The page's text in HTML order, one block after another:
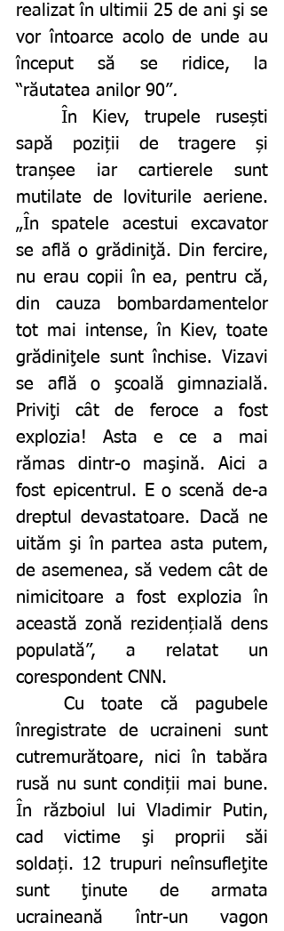
realizat în ultimii 25 de ani şi se
vor întoarce acolo de unde au
început să se ridice, la
“răutatea anilor 90”.
sapă poziții de tragere și
tranșee iar cartierele sunt
mutilate de loviturile aeriene.
„În spatele acestui excavator
se află o grădiniţă. Din fercire,
nu erau copii în ea, pentru că,
din cauza bombardamentelor
tot mai intense, în Kiev, toate
grădiniţele sunt închise. Vizavi
se află o şcoală gimnazială.
Priviţi cât de feroce a fost
explozia! Asta e ce a mai
rămas dintr-o maşină. Aici a
fost epicentrul. E o scenă de-a
dreptul devastatoare. Dacă ne
uităm şi în partea asta putem,
de asemenea, să vedem cât de
nimicitoare a fost explozia în
această zonă rezidențială dens
populată”, a relatat un
corespondent CNN.
înregistrate de ucraineni sunt
cutremurătoare, nici în tabăra
rusă nu sunt condiții mai bune.
În războiul lui Vladimir Putin,
cad victime şi proprii săi
soldați. 12 trupuri neînsufleţite
sunt ţinute de armata
ucraineană într-un vagon